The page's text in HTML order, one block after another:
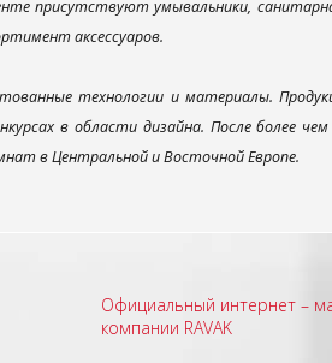
присутствуют умывальники,
аксессуаров.
технологии и материалы.
в области дизайна. После более
в Центральной и Восточной Европе.
Официальный интернет –
компании RAVAK